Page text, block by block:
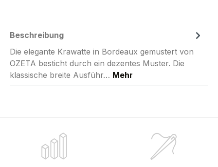
Beschreibung
Die elegante Krawatte in Bordeaux gemustert von
OZETA besticht durch ein dezentes Muster. Die
klassische breite Ausführ… Mehr